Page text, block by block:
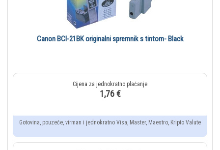
Canon BCI-21BK originalni spremnik s tintom- Black
1,76 €
Gotovina, pouzeće, virman i jednokratno Visa, Master, Maestro, Kripto Valute